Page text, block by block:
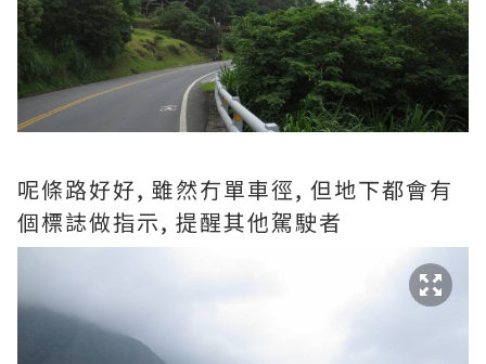
呢條路好好, 雖然冇單車徑, 但地下都會有
個標誌做指示, 提醒其他駕駛者